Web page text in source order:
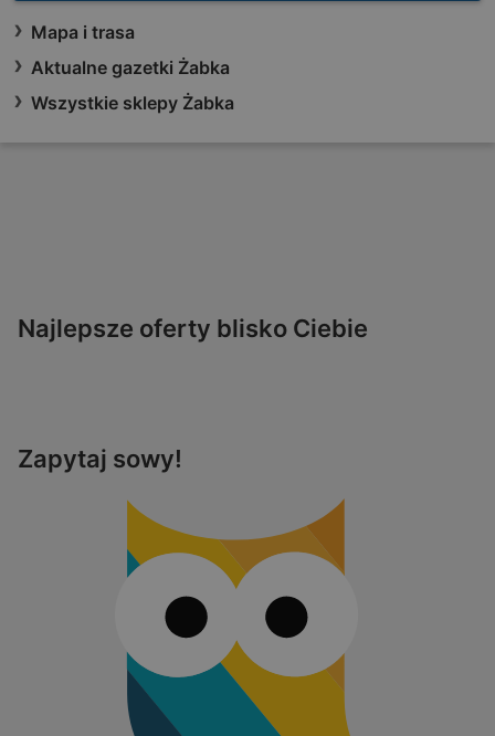
Mapa i trasa
Aktualne gazetki Żabka
Wszystkie sklepy Żabka
Najlepsze oferty blisko Ciebie
Zapytaj sowy!